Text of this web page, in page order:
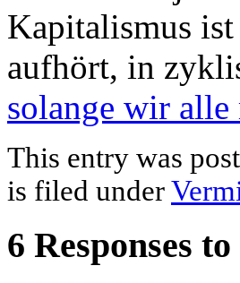
Kapitalismus ist
aufhört, in
solange wir alle
This entry was
is filed under
6 Responses